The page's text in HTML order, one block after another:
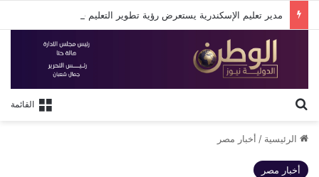
القائمة
الرئيسية / أخبار مصر
أخبار مصر